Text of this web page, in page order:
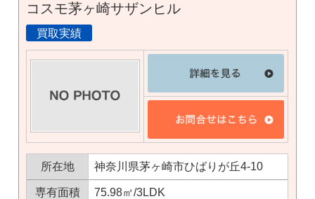
コスモ茅ヶ崎サザンヒル
買取実績
所在地 神奈川県茅ヶ崎市ひばりが丘4-10
専有面積 75.98㎡/3LDK